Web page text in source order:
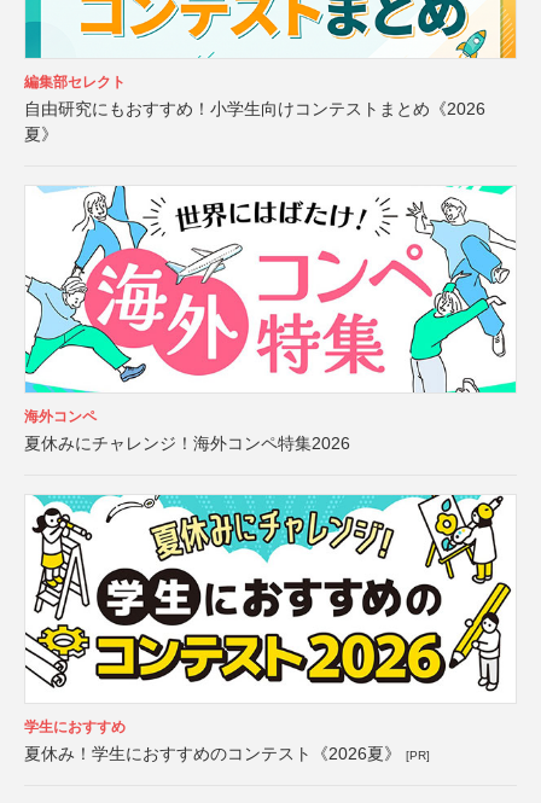
編集部セレクト
自由研究にもおすすめ！小学生向けコンテストまとめ《2026
夏》
海外コンペ
夏休みにチャレンジ！海外コンペ特集2026
学生におすすめ
夏休み！学生におすすめのコンテスト《2026夏》 [PR]